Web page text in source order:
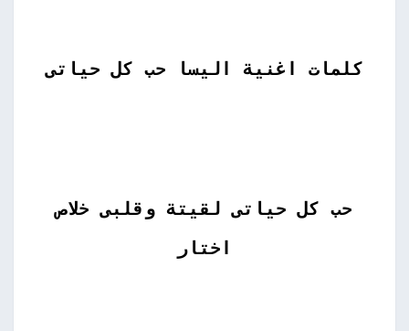
كلمات اغنية اليسا حب كل حياتى
حب كل حياتى لقيتة وقلبى خلاص
اختار